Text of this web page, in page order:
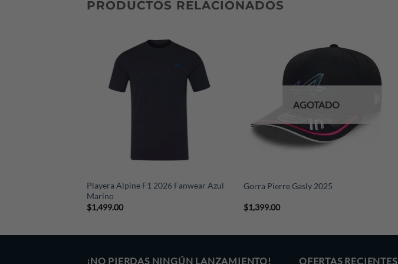
PRODUCTOS RELACIONADOS
Playera Alpine F1 2026 Fanwear Azul
Marino
$1,499.00
AGOTADO
Gorra Pierre Gasly 2025
$1,399.00
¡NO PIERDAS NINGÚN LANZAMIENTO! OFERTAS RECIENTES